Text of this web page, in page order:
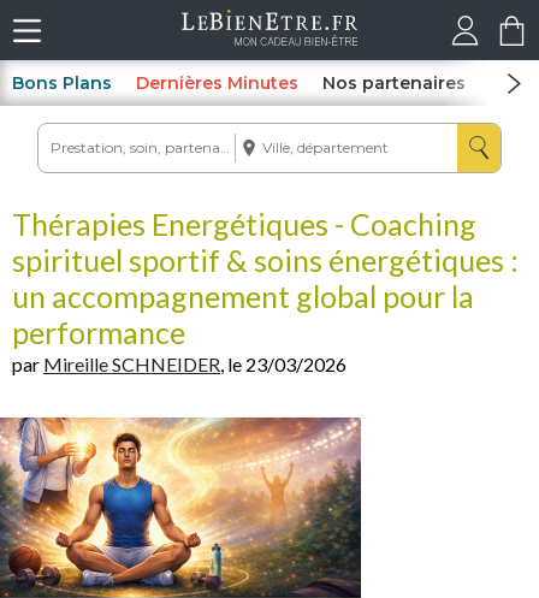
Bons Plans Dernières Minutes Nos partenaires Spas
Thérapies Energétiques - Coaching
spirituel sportif & soins énergétiques :
un accompagnement global pour la
performance
par Mireille SCHNEIDER, le 23/03/2026